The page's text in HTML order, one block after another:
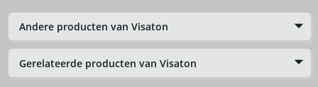
Andere producten van Visaton
Gerelateerde producten van Visaton